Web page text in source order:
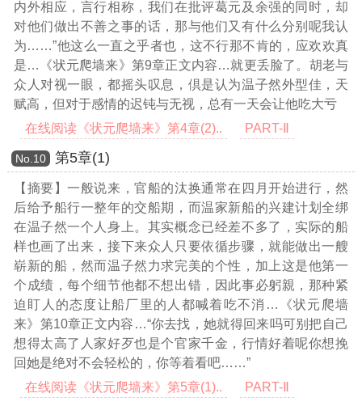
内外相应，言行相称，我们在批评葛元及余强的同时，却
对他们做出不善之事的话，那与他们又有什么分别呢我认
为……”他这么一直之乎者也，这不行那不肯的，应欢欢真
是…《状元爬墙来》第9章正文内容…就更丢脸了。胡老与
众人对视一眼，都摇头叹息，倶是认为温子然外型佳，天
赋高，但对于感情的迟钝与无视，总有一天会让他吃大亏
在线阅读《状元爬墙来》第4章(2)..
PART-Ⅱ
Νο.10 第5章(1)
【摘要】一般说来，官船的汰换通常在四月开始进行，然
后给予船行一整年的交船期，而温家新船的兴建计划全绑
在温子然一个人身上。其实概念已经差不多了，实际的船
样也画了出来，接下来众人只要依循步骤，就能做出一艘
崭新的船，然而温子然力求完美的个性，加上这是他第一
个成绩，每个细节他都不想出错，因此事必躬親，那种紧
迫盯人的态度让船厂里的人都喊着吃不消 …《状元爬墙
来》第10章正文内容…“你去找，她就得回来吗可别把自己
想得太高了人家好歹也是个官家千金，行情好着呢你想挽
回她是绝对不会轻松的，你等着看吧……”
在线阅读《状元爬墙来》第5章(1)..
PART-Ⅱ